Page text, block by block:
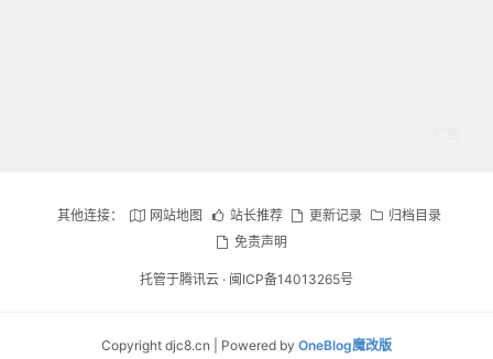
其他连接： 网站地图 站长推荐 更新记录
归档目录
免责声明
托管于腾讯云 · 闽ICP备14013265号
Copyright djc8.cn | Powered by OneBlog魔改版